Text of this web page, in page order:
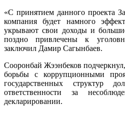
«С принятием данного проекта
компания будет намного
укрывают свои доходы и
поздно привлечены к
заключил Дамир Сагынбаев.
Сооронбай Жээнбеков
борьбы с коррупционными
государственных структур
ответственности за
декларировании.